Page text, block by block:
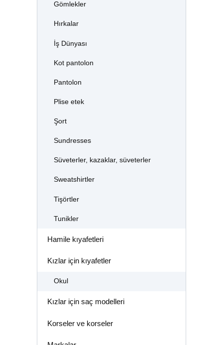
Gömlekler
Hırkalar
İş Dünyası
Kot pantolon
Pantolon
Plise etek
Şort
Sundresses
Süveterler, kazaklar, süveterler
Sweatshirtler
Tişörtler
Tunikler
Hamile kıyafetleri
Kızlar için kıyafetler
Okul
Kızlar için saç modelleri
Korseler ve korseler